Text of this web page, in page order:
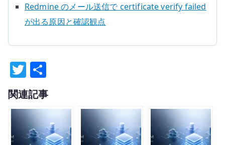
Redmine のメール送信で certificate verify failed
が出る原因と確認観点
T
w
it
te
r
有
関連記事